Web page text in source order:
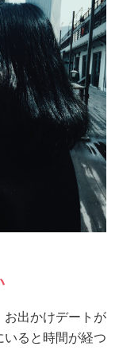
お出かけデートが
ると時間が経つ